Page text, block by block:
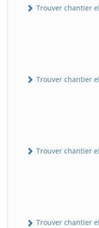
Trouver chantier
Trouver chantier
Trouver chantier
Trouver chantier